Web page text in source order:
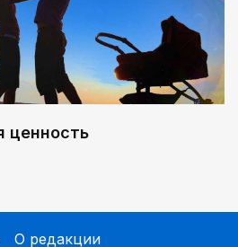
ценность
О редакции